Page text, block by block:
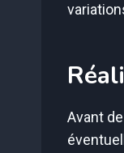
Avant